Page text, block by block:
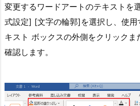
変更するワードアートのテキストを
式設定] [文字の輪郭]を選択し、使用
キスト ボックスの外側をクリックま
確認します。